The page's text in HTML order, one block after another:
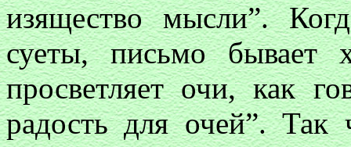
изящество мысли”.
суеты, письмо бывает
просветляет очи, как
радость для очей”. Так